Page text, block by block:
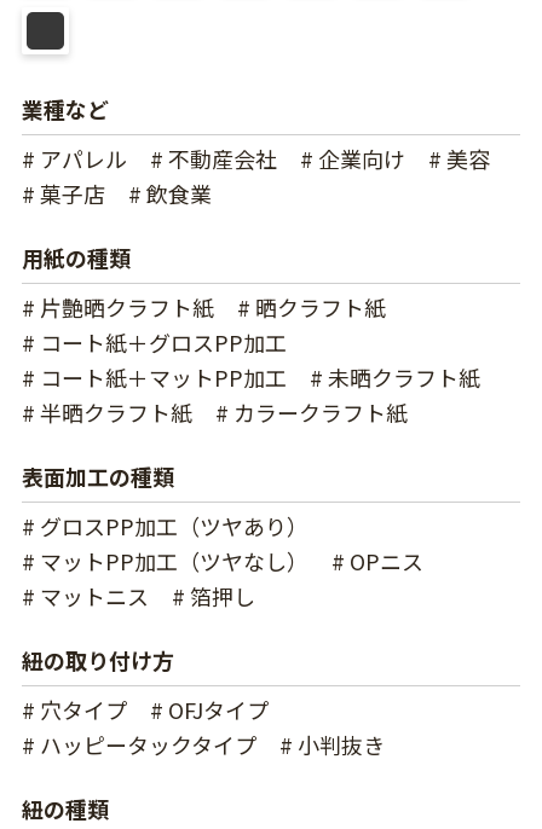
業種など
# アパレル
# 不動産会社 # 企業向け
# 美容
# 菓子店
# 飲食業
用紙の種類
# 片艶晒クラフト紙
# 晒クラフト紙
# コート紙＋グロスPP加工
# コート紙＋マットPP加工
# 未晒クラフト紙
# 半晒クラフト紙
# カラークラフト紙
表面加工の種類
# グロスPP加工（ツヤあり）
# マットPP加工（ツヤなし）
# OPニス
# マットニス
# 箔押し
紐の取り付け方
# 穴タイプ
# OFJタイプ
# ハッピータックタイプ
# 小判抜き
紐の種類